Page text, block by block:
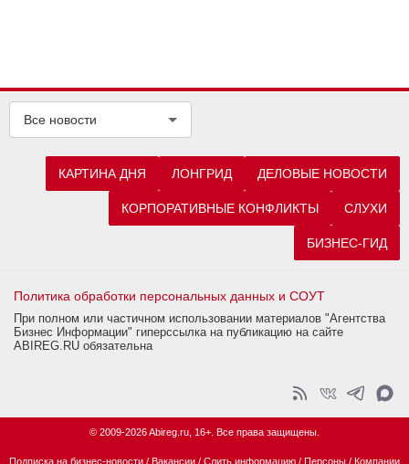
Все новости
КАРТИНА ДНЯ ЛОНГРИД ДЕЛОВЫЕ НОВОСТИ
КОРПОРАТИВНЫЕ КОНФЛИКТЫ СЛУХИ
БИЗНЕС-ГИД
Политика обработки персональных данных и СОУТ
При полном или частичном использовании материалов "Агентства
Бизнес Информации" гиперссылка на публикацию на сайте
ABIREG.RU обязательна
© 2009-2026 Abireg.ru, 16+. Все права защищены.
Подписка на бизнес-новости / Вакансии / Слить информацию / Персоны / Компании